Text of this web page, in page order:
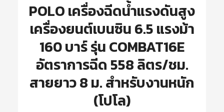
POLO เครื่องฉีดน้ำแรงดันสูง
เครื่องยนต์เบนซิน 6.5 แรงม้า
160 บาร์ รุ่น COMBAT16E
อัตราการฉีด 558 ลิตร/ชม.
สายยาว 8 ม. สำหรับงานหนัก
(โปโล)